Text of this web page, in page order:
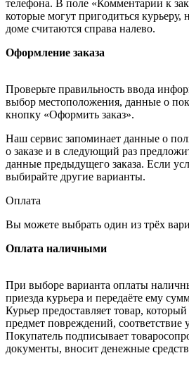
телефона. В поле «Комментарии к
которые могут пригодиться курьеру,
доме считаются справа налево.
Оформление заказа
Проверьте правильность ввода
выбор местоположения, данные о
кнопку «Оформить заказ».
Наш сервис запоминает данные о
о заказе и в следующий раз
данные предыдущего заказа. Если
выбирайте другие варианты.
Оплата
Вы можете выбрать один из трёх
Оплата наличными
При выборе варианта оплаты
приезда курьера и передаёте ему
Курьер предоставляет товар,
предмет повреждений, соответствие
Покупатель подписывает
документы, вносит денежные